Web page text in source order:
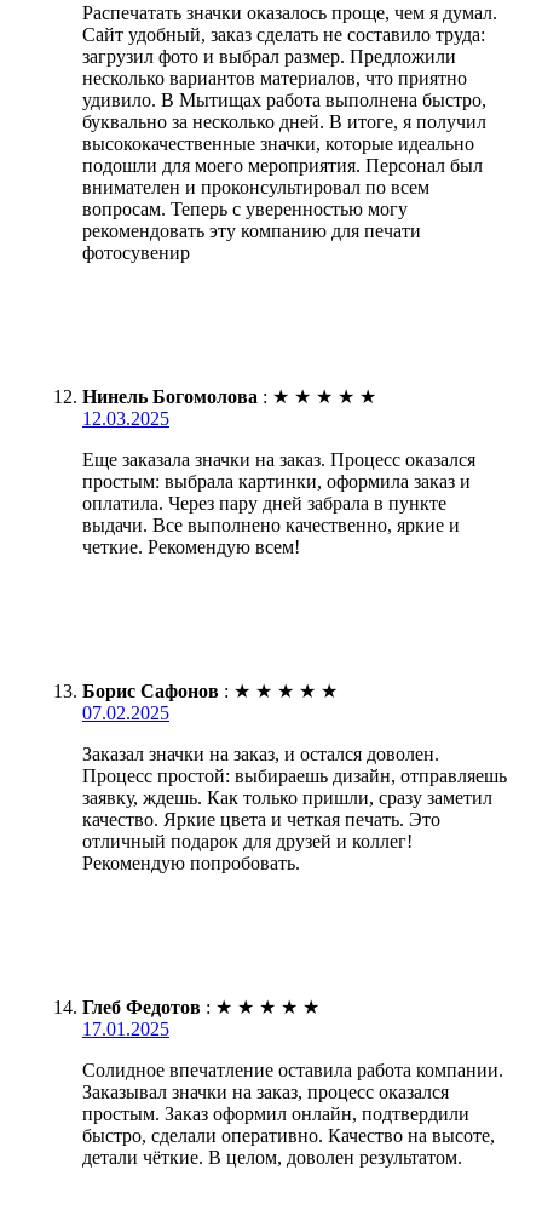
Распечатать значки оказалось проще, чем я думал.
Сайт удобный, заказ сделать не составило труда:
загрузил фото и выбрал размер. Предложили
несколько вариантов материалов, что приятно
удивило. В Мытищах работа выполнена быстро,
буквально за несколько дней. В итоге, я получил
высококачественные значки, которые идеально
подошли для моего мероприятия. Персонал был
внимателен и проконсультировал по всем
вопросам. Теперь с уверенностью могу
рекомендовать эту компанию для печати
фотосувенир
Нинель Богомолова : ★ ★ ★ ★ ★
12.03.2025
Еще заказала значки на заказ. Процесс оказался
простым: выбрала картинки, оформила заказ и
оплатила. Через пару дней забрала в пункте
выдачи. Все выполнено качественно, яркие и
четкие. Рекомендую всем!
Борис Сафонов : ★ ★ ★ ★ ★
07.02.2025
Заказал значки на заказ, и остался доволен.
Процесс простой: выбираешь дизайн, отправляешь
заявку, ждешь. Как только пришли, сразу заметил
качество. Яркие цвета и четкая печать. Это
отличный подарок для друзей и коллег!
Рекомендую попробовать.
Глеб Федотов : ★ ★ ★ ★ ★
17.01.2025
Солидное впечатление оставила работа компании.
Заказывал значки на заказ, процесс оказался
простым. Заказ оформил онлайн, подтвердили
быстро, сделали оперативно. Качество на высоте,
детали чёткие. В целом, доволен результатом.